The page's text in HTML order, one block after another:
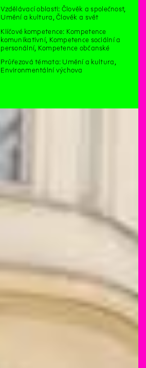
Vzdělávací oblasti: Člověk a společnost,
Umění a kultura, Člověk a svět
Klíčové kompetence: Kompetence
komunikativní, Kompetence sociální a
personální, Kompetence občanské
Průřezová témata: Umění a kultura,
Environmentální výchova